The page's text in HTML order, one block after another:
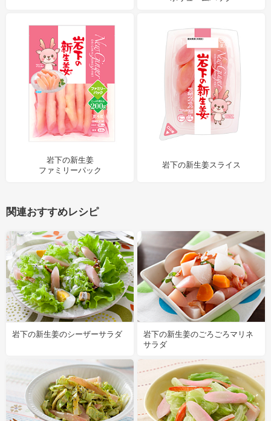
岩下の新生姜
ファミリーパック
岩下の新生姜スライス
関連おすすめレシピ
岩下の新生姜のシーザーサラダ
岩下の新生姜のごろごろマリネ
サラダ